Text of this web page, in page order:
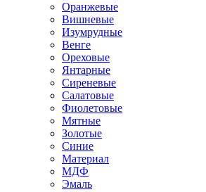
Оранжевые
Вишневые
Изумрудные
Венге
Ореховые
Янтарные
Сиреневые
Салатовые
Фиолетовые
Мятные
Золотые
Синие
Материал
МДФ
Эмаль